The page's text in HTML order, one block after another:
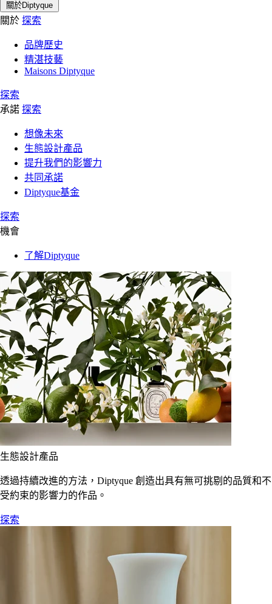
關於Diptyque
關於 探索
品牌歷史
精湛技藝
Maisons Diptyque
探索
承諾 探索
想像未來
生態設計產品
提升我們的影響力
共同承諾
Diptyque基金
探索
機會
了解Diptyque
生態設計產品
透過持續改進的方法，Diptyque 創造出具有無可挑剔的品質和不
受約束的影響力的作品。
探索